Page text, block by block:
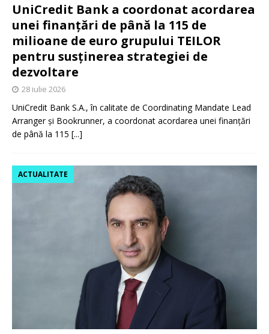
UniCredit Bank a coordonat acordarea
unei finanțări de până la 115 de
milioane de euro grupului TEILOR
pentru susținerea strategiei de
dezvoltare
28 iulie 2026
UniCredit Bank S.A., în calitate de Coordinating Mandate Lead
Arranger și Bookrunner, a coordonat acordarea unei finanțări
de până la 115 [...]
ACTUALITATE